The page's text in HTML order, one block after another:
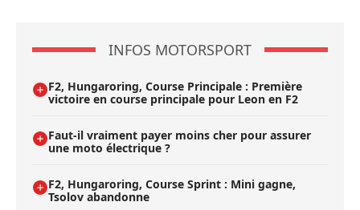
INFOS MOTORSPORT
F2, Hungaroring, Course Principale : Première
victoire en course principale pour Leon en F2
Faut-il vraiment payer moins cher pour assurer
une moto électrique ?
F2, Hungaroring, Course Sprint : Mini gagne,
Tsolov abandonne